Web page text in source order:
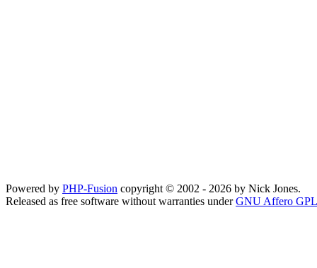
Powered by PHP-Fusion copyright © 2002 - 2026 by Nick Jones.
Released as free software without warranties underGNU Affero GPL